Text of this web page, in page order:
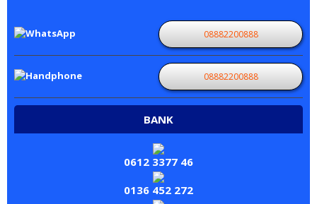
08882200888
08882200888
BANK
0612 3377 46
0136 452 272